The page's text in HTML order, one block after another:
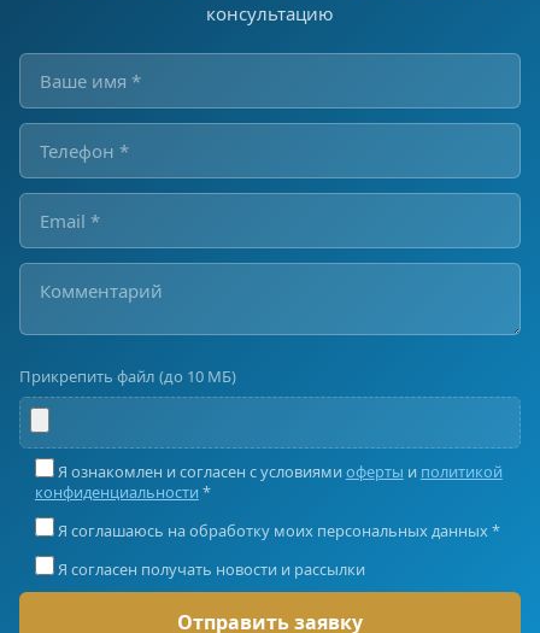
консультацию
Прикрепить файл (до 10 МБ)
Я ознакомлен и согласен с условиями оферты и политикой
конфиденциальности *
Я соглашаюсь на обработку моих персональных данных *
Я согласен получать новости и рассылки